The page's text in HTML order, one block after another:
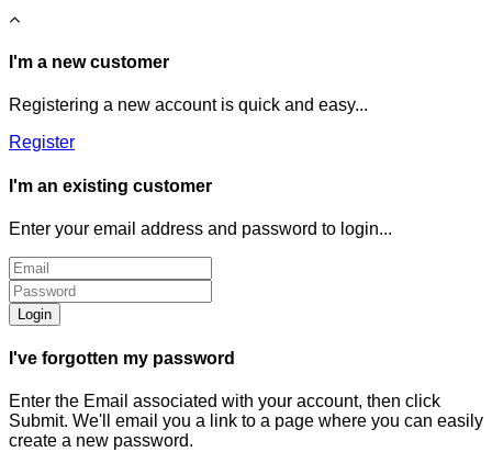
I'm a new customer
Registering a new account is quick and easy...
Register
I'm an existing customer
Enter your email address and password to login...
Login
I've forgotten my password
Enter the Email associated with your account, then click
Submit. We'll email you a link to a page where you can easily
create a new password.